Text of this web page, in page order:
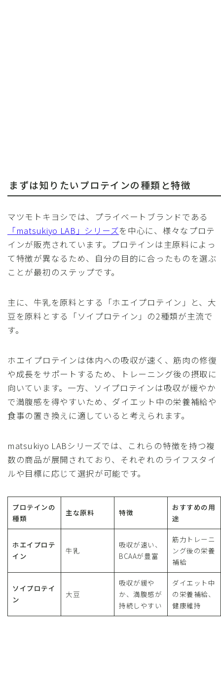
まずは知りたいプロテインの種類と特徴
マツモトキヨシでは、プライベートブランドである
「matsukiyo LAB」シリーズを中心に、様々なプロテ
インが販売されています。プロテインは主原料によっ
て特徴が異なるため、自分の目的に合ったものを選ぶ
ことが最初のステップです。
主に、牛乳を原料とする「ホエイプロテイン」と、大
豆を原料とする「ソイプロテイン」の2種類が主流で
す。
ホエイプロテインは体内への吸収が速く、筋肉の修復
や成長をサポートするため、トレーニング後の摂取に
向いています。一方、ソイプロテインは吸収が緩やか
で満腹感を得やすいため、ダイエット中の栄養補給や
食事の置き換えに適していると考えられます。
matsukiyo LABシリーズでは、これらの特徴を持つ複
数の商品が展開されており、それぞれのライフスタイ
ルや目標に応じて選択が可能です。
プロテインの
種類
主な原料 特徴
おすすめの用
途
ホエイプロテ
イン
牛乳
吸収が速い、
BCAAが豊富
筋力トレーニ
ング後の栄養
補給
ソイプロテイ
ン
大豆
吸収が緩や
か、満腹感が
持続しやすい
ダイエット中
の栄養補給、
健康維持